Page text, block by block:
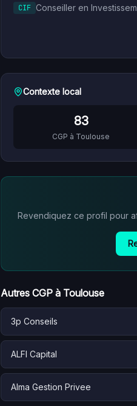
CIF Conseiller en
Contexte local
83
CGP à Toulouse
Revendiquez ce profil pour
Autres CGP à Toulouse
3p Conseils
ALFI Capital
Alma Gestion Privee